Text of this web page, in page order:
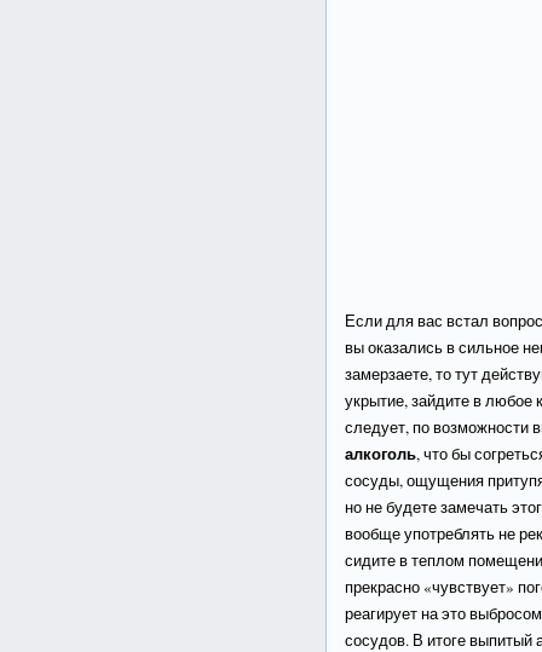
Если для вас встал
вы оказались в сильное
замерзаете, то тут
укрытие, зайдите в любое
следует, по возможности
алкоголь, что бы
сосуды, ощущения
но не будете замечать
вообще употреблять не
сидите в теплом
прекрасно «чувствует»
реагирует на это
сосудов. В итоге выпитый